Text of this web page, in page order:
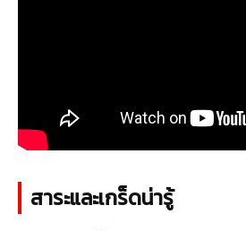
สาระและเกร็ดน่ารู้